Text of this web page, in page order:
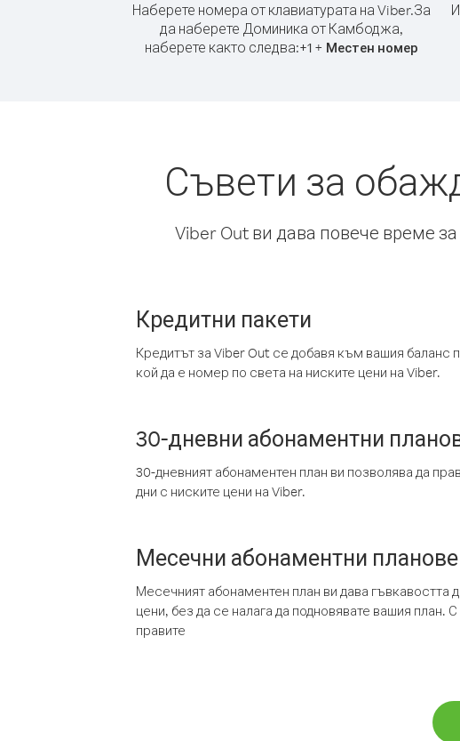
Наберете номера от клавиатурата на Viber.За
да наберете Доминика от Камбоджа,
наберете както следва:+1 + Местен номер
Съвети за
Viber Out ви дава повече време
Кредитни пакети
Кредитът за Viber Out се добавя към вашия баланс
кой да е номер по света на ниските цени на Viber.
30-дневни абонаментни
30-дневният абонаментен план ви позволява да
дни с ниските цени на Viber.
Месечни абонаментни планове
Месечният абонаментен план ви дава
цени, без да се налага да подновявате вашия
правите